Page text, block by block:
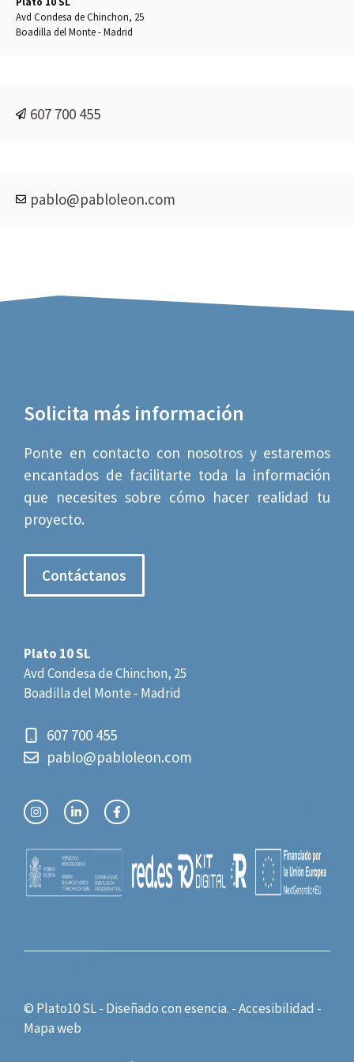
Avd Condesa de Chinchon, 25
Boadilla del Monte - Madrid
607 700 455
pablo@pabloleon.com
Solicita más información
Ponte en contacto con nosotros y estaremos
encantados de facilitarte toda la información
que necesites sobre cómo hacer realidad tu
proyecto.
Contáctanos
Plato 10 SL
Avd Condesa de Chinchon, 25
Boadilla del Monte - Madrid
607 700 455
pablo@pabloleon.com
© Plato10 SL - Diseñado conesencia. -Accesibilidad -
Mapa web